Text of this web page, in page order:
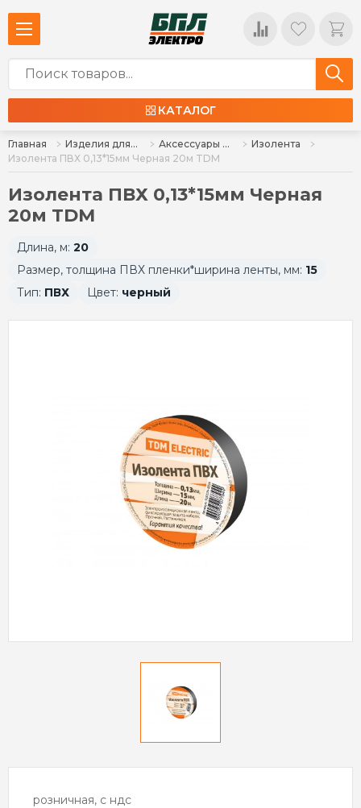
КАТАЛОГ
Главная Изделия для монтажа Аксессуары для монтажа
Изолента
Изолента ПВХ 0,13*15мм Черная 20м TDM
Изолента ПВХ 0,13*15мм Черная
20м TDM
Длина, м: 20
Размер, толщина ПВХ пленки*ширина ленты, мм: 15
Тип: ПВХ Цвет: черный
розничная, с ндс